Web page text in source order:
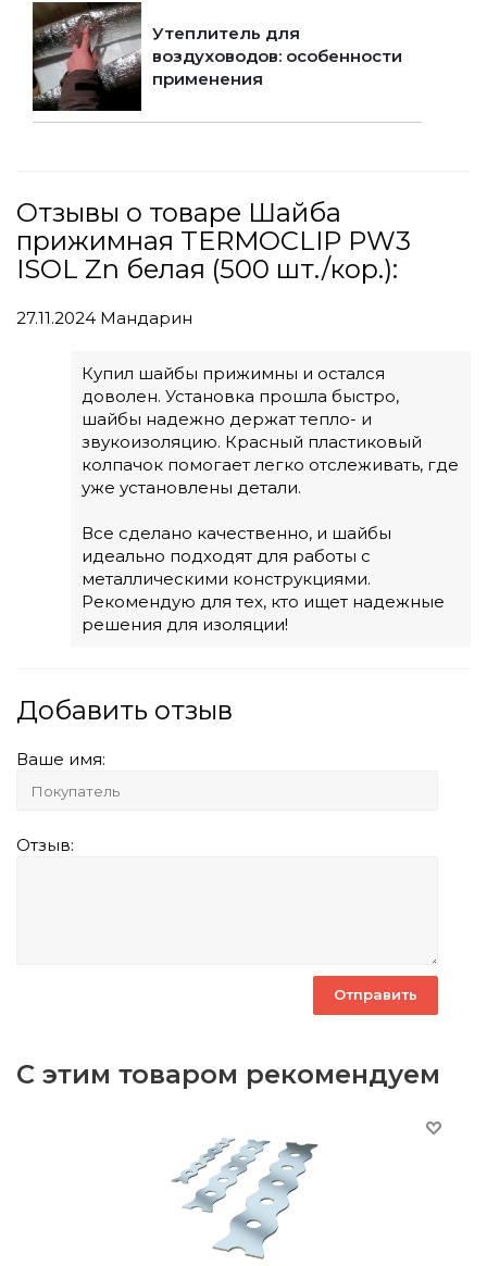
Утеплитель для
воздуховодов: особенности
применения
Отзывы о товаре Шайба
прижимная TERMOCLIP PW3
ISOL Zn белая (500 шт./кор.):
27.11.2024 Мандарин
Купил шайбы прижимны и остался
доволен. Установка прошла быстро,
шайбы надежно держат тепло- и
звукоизоляцию. Красный пластиковый
колпачок помогает легко отслеживать, где
уже установлены детали.
Все сделано качественно, и шайбы
идеально подходят для работы с
металлическими конструкциями.
Рекомендую для тех, кто ищет надежные
решения для изоляции!
Добавить отзыв
Ваше имя:
Отзыв:
С этим товаром рекомендуем